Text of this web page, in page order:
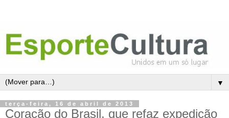
▼
terça-feira, 16 de abril de 2013
Coração do Brasil, que refaz expedição